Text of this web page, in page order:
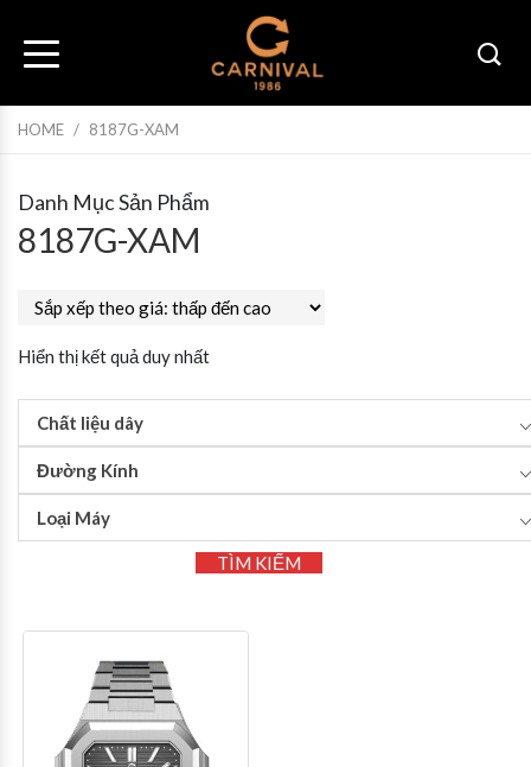
HOME / 8187G-XAM
Danh Mục Sản Phẩm
8187G-XAM
Hiển thị kết quả duy nhất
Chất liệu dây
Đường Kính
Loại Máy
TÌM KIẾM